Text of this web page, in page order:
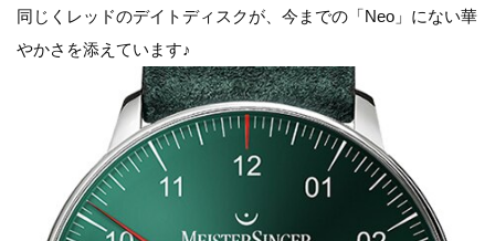
同じくレッドのデイトディスクが、今までの「Neo」にない華
やかさを添えています♪